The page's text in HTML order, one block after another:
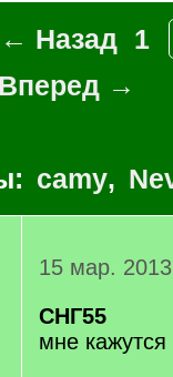
← Назад 1
Вперед →
camy,
15 мар.
СНГ55
мне